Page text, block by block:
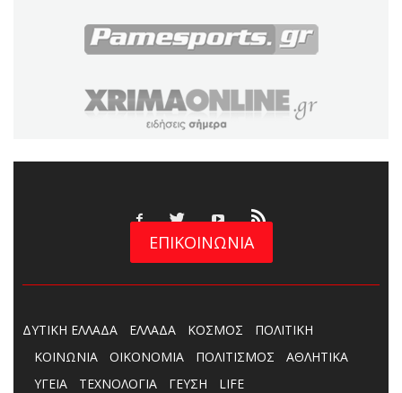
ΕΠΙΚΟΙΝΩΝΙΑ
ΔΥΤΙΚΗ ΕΛΛΑΔΑ ΕΛΛΑΔΑ ΚΟΣΜΟΣ
ΠΟΛΙΤΙΚΗ
ΚΟΙΝΩΝΙΑ
ΟΙΚΟΝΟΜΙΑ ΠΟΛΙΤΙΣΜΟΣ
ΑΘΛΗΤΙΚΑ
ΥΓΕΙΑ
ΤΕΧΝΟΛΟΓΙΑ ΓΕΥΣΗ LIFE